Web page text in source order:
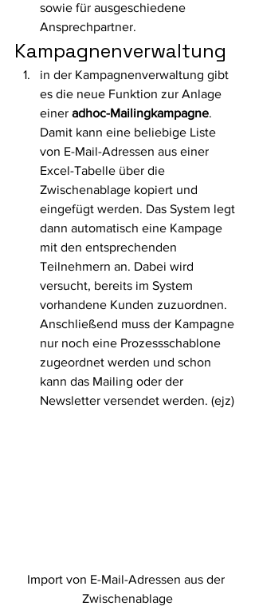
sowie für ausgeschiedene
Ansprechpartner.
Kampagnenverwaltung
in der Kampagnenverwaltung gibt
es die neue Funktion zur Anlage
einer adhoc-Mailingkampagne.
Damit kann eine beliebige Liste
von E-Mail-Adressen aus einer
Excel-Tabelle über die
Zwischenablage kopiert und
eingefügt werden. Das System legt
dann automatisch eine Kampage
mit den entsprechenden
Teilnehmern an. Dabei wird
versucht, bereits im System
vorhandene Kunden zuzuordnen.
Anschließend muss der Kampagne
nur noch eine Prozessschablone
zugeordnet werden und schon
kann das Mailing oder der
Newsletter versendet werden. (ejz)
Import von E-Mail-Adressen aus der
Zwischenablage